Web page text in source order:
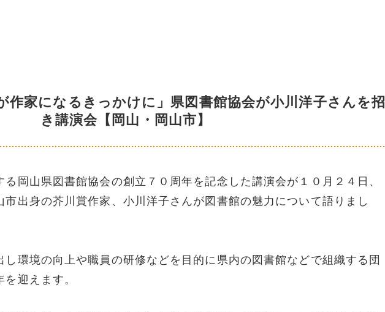
作家になるきっかけに」県図書館協会が小川洋子さんを招
き講演会【岡山・岡山市】
岡山県図書館協会の創立７０周年を記念した講演会が１０月２４日、
市出身の芥川賞作家、小川洋子さんが図書館の魅力について語りまし
し環境の向上や職員の研修などを目的に県内の図書館などで組織する団
迎えます。